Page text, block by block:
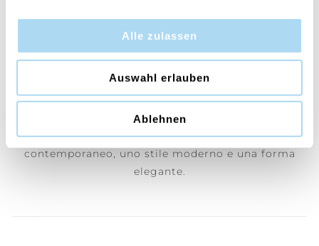
Alle zulassen
Auswahl erlauben
Ablehnen
Hazelnut Roast, Wood Smoke
Le candele WoodWick® e la loro forma svasata
riempiono la vostra casa con un soffice crepitio e
una calda fragranza. Hanno un design puro e
contemporaneo, uno stile moderno e una forma
elegante.